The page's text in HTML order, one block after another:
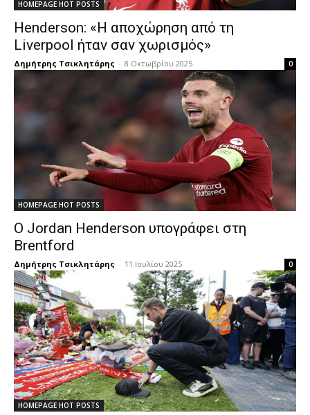
HOMEPAGE HOT POSTS
Henderson: «Η αποχώρηση από τη
Liverpool ήταν σαν χωρισμός»
Δημήτρης Τσικλητάρης - 8 Οκτωβρίου 2025 0
HOMEPAGE HOT POSTS
Ο Jordan Henderson υπογράφει στη
Brentford
Δημήτρης Τσικλητάρης - 11 Ιουλίου 2025 0
HOMEPAGE HOT POSTS